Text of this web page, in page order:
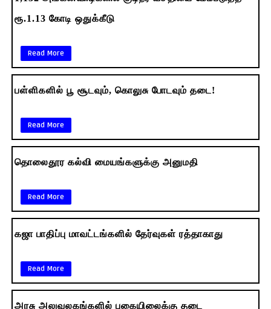
ரூ.1.13 கோடி ஒதுக்கீடு
Read More
பள்ளிகளில் பூ சூடவும், கொலுசு போடவும் தடை!
Read More
தொலைதூர கல்வி மையங்களுக்கு அனுமதி
Read More
கஜா பாதிப்பு மாவட்டங்களில் தேர்வுகள் ரத்தாகாது
Read More
அரசு அலுவலகங்களில் புகையிலைக்கு தடை